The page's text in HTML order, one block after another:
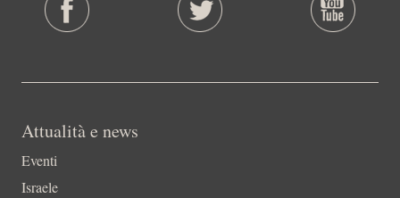
Attualità e news
Eventi
Israele